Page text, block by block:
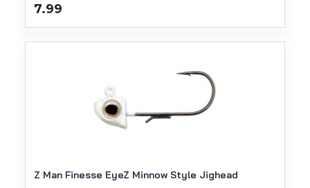
7.99
Z Man Finesse EyeZ Minnow Style Jighead